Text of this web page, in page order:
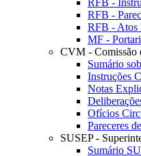
RFB -
RFB - Atos
MF -
CVM - Comissão
Sumário
Instruções
Notas
Ofícios
Pareceres
SUSEP -
Sumário